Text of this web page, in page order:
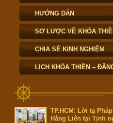
HƯỚNG DẪN
SƠ LƯỢC VỀ KHÓA
CHIA SẺ KINH NGHIỆM
LỊCH KHÓA THIỀN –
TP.HCM: Lời tạ
Hằng Liên tại Tịnh